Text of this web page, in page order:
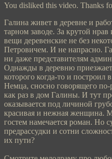
You disliked this video. Thanks
Галина живет в деревне и
тарном заводе. За крутой
вещи деревенские не без
Петровичем. И не напрасно.
ни даже представителям
Однажды в деревню
которого когда-то и построил
Немца, сносно говорящего по-
как раз в дом Галины. И тут
оказывается под личиной
красивая и нежная женщина.
гостем намечается роман. Но
предрассудки и сотни
их пути?